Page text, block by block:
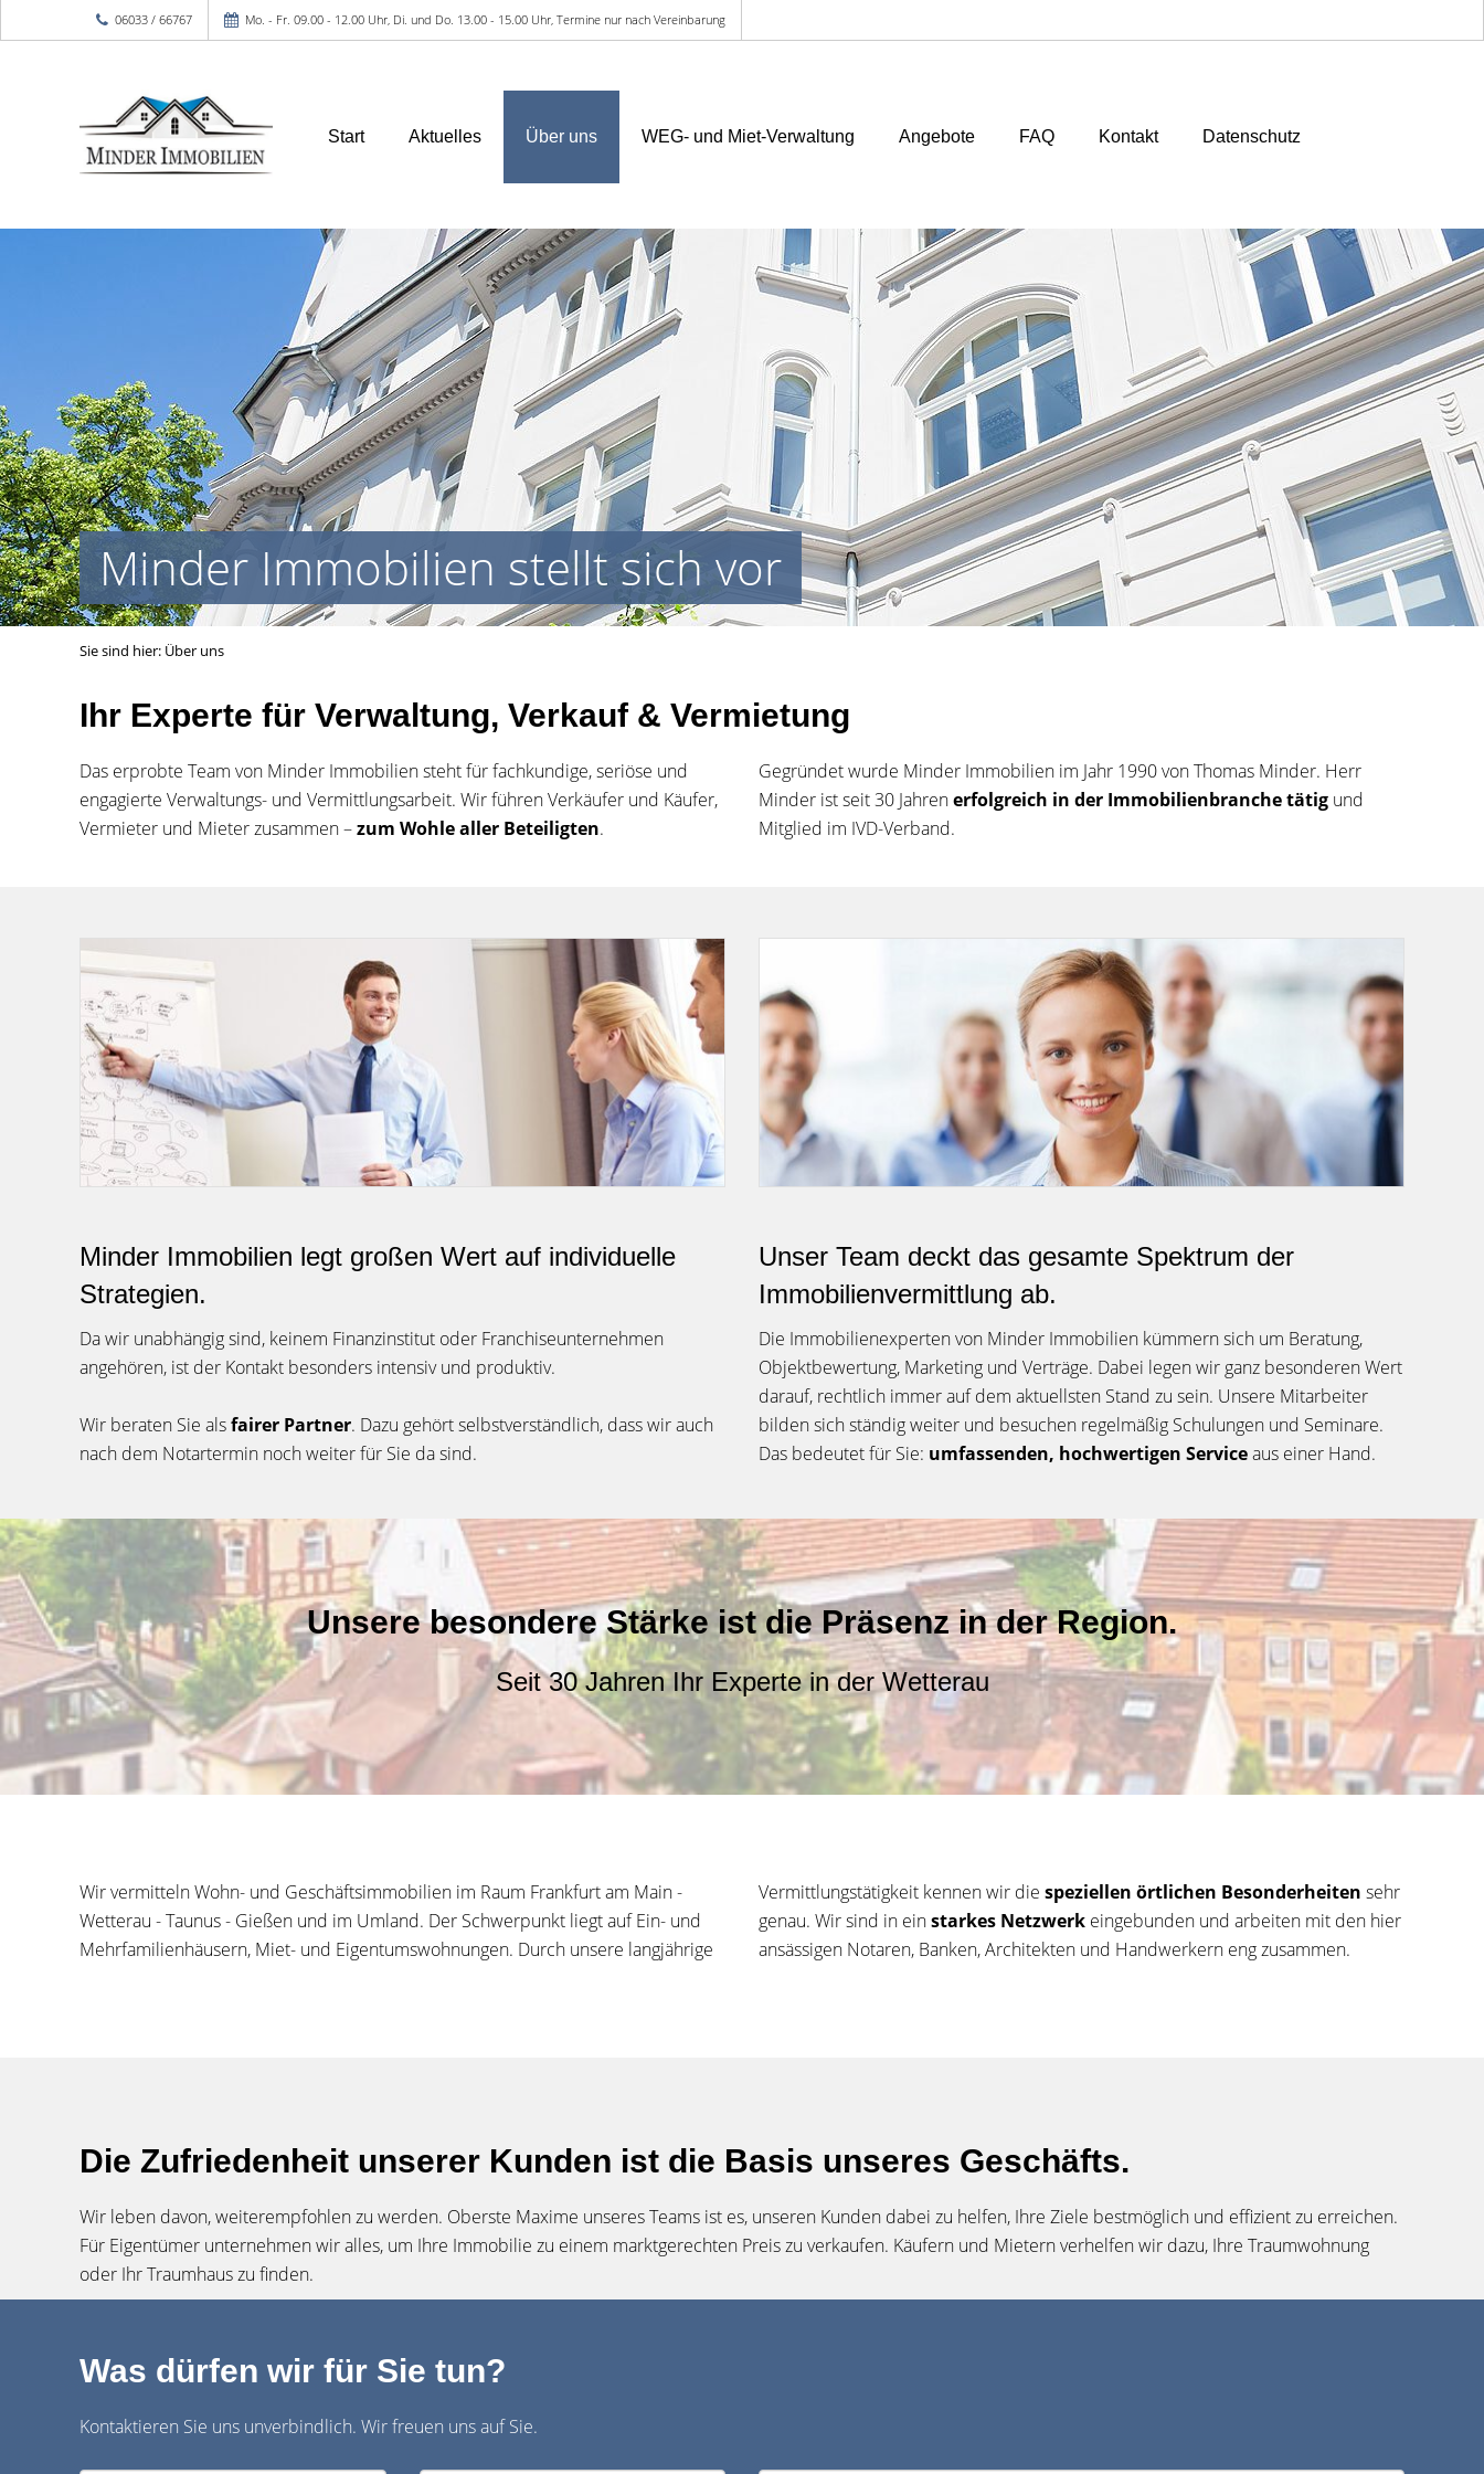
06033 / 66767 Mo. - Fr. 09.00 - 12.00 Uhr, Di. und Do. 13.00 - 15.00 Uhr, Termine nur nach Vereinbarung
Start Aktuelles Über uns WEG- und Miet-Verwaltung Angebote FAQ Kontakt Datenschutz
Minder Immobilien stellt sich vor
Sie sind hier: Über uns
Ihr Experte für Verwaltung, Verkauf & Vermietung
Das erprobte Team von Minder Immobilien steht für fachkundige, seriöse und
engagierte Verwaltungs- und Vermittlungsarbeit. Wir führen Verkäufer und Käufer,
Vermieter und Mieter zusammen –zum Wohle aller Beteiligten.
Gegründet wurde Minder Immobilien im Jahr 1990 von Thomas Minder. Herr
Minder ist seit 30 Jahrenerfolgreich in der Immobilienbranche tätig und
Mitglied im IVD-Verband.
Minder Immobilien legt großen Wert auf individuelle
Strategien.
Da wir unabhängig sind, keinem Finanzinstitut oder Franchiseunternehmen
angehören, ist der Kontakt besonders intensiv und produktiv.
Wir beraten Sie alsfairer Partner. Dazu gehört selbstverständlich, dass wir auch
nach dem Notartermin noch weiter für Sie da sind.
Unser Team deckt das gesamte Spektrum der
Immobilienvermittlung ab.
Die Immobilienexperten von Minder Immobilien kümmern sich um Beratung,
Objektbewertung, Marketing und Verträge. Dabei legen wir ganz besonderen Wert
darauf, rechtlich immer auf dem aktuellsten Stand zu sein. Unsere Mitarbeiter
bilden sich ständig weiter und besuchen regelmäßig Schulungen und Seminare.
Das bedeutet für Sie: umfassenden, hochwertigen Serviceaus einer Hand.
Unsere besondere Stärke ist die Präsenz in der Region.
Seit 30 Jahren Ihr Experte in der Wetterau
Wir vermitteln Wohn- und Geschäftsimmobilien im Raum Frankfurt am Main -
Wetterau - Taunus - Gießen und im Umland. Der Schwerpunkt liegt auf Ein- und
Mehrfamilienhäusern, Miet- und Eigentumswohnungen. Durch unsere langjährige
Vermittlungstätigkeit kennen wir die speziellen örtlichen Besonderheiten sehr
genau. Wir sind in einstarkes Netzwerk eingebunden und arbeiten mit den hier
ansässigen Notaren, Banken, Architekten und Handwerkern eng zusammen.
Die Zufriedenheit unserer Kunden ist die Basis unseres Geschäfts.
Wir leben davon, weiterempfohlen zu werden. Oberste Maxime unseres Teams ist es, unseren Kunden dabei zu helfen, Ihre Ziele bestmöglich und effizient zu erreichen.
Für Eigentümer unternehmen wir alles, um Ihre Immobilie zu einem marktgerechten Preis zu verkaufen. Käufern und Mietern verhelfen wir dazu, Ihre Traumwohnung
oder Ihr Traumhaus zu finden.
Was dürfen wir für Sie tun?
Kontaktieren Sie uns unverbindlich. Wir freuen uns auf Sie.